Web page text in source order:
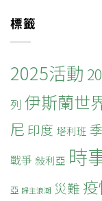
標籤
2025活動
列 伊斯蘭世
尼 印度 塔利班
戰爭 敍利亞 時
亞 歸主浪潮 災難